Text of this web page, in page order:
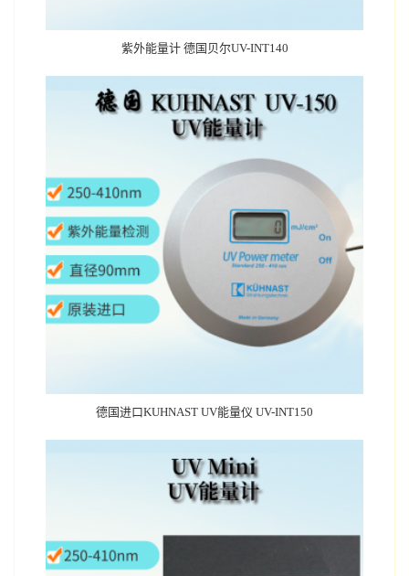
紫外能量计 德国贝尔UV-INT140
德国进口KUHNAST UV能量仪 UV-INT150